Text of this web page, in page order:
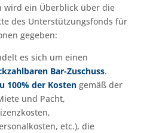
wird ein Überblick über die
des Unterstützungsfonds für
gegeben:
es sich um einen
Bar-Zuschuss.
100% der Kostengemäß der
und Pacht,
etc.), die